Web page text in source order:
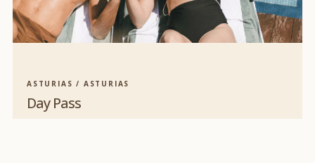
ASTURIAS / ASTURIAS
Day Pass